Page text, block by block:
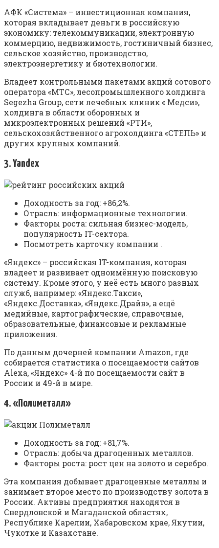
АФК «Система» – инвестиционная компания,
которая вкладывает деньги в российскую
экономику: телекоммуникации, электронную
коммерцию, недвижимость, гостиничный бизнес,
сельское хозяйство, производство,
электроэнергетику и биотехнологии.
Владеет контрольными пакетами акций сотового
оператора «МТС», лесопромышленного холдинга
Segezha Group, сети лечебных клиник « Медси»,
холдинга в области оборонных и
микроэлектронных решений «РТИ»,
сельскохозяйственного агрохолдинга «СТЕПЬ» и
других крупных компаний.
3. Yandex
Доходность за год: +86,2%.
Отрасль: информационные технологии.
Факторы роста: сильная бизнес-модель,
популярность IT-сектора.
Посмотреть карточку компании .
«Яндекс» – российская IT-компания, которая
владеет и развивает одноимённую поисковую
систему. Кроме этого, у неё есть много разных
служб, например: «Яндекс.Такси»,
«Яндекс.Доставка», «Яндекс.Драйв», а ещё
медийные, картографические, справочные,
образовательные, финансовые и рекламные
приложения.
По данным дочерней компании Amazon, где
собирается статистика о посещаемости сайтов
Alexa, «Яндекс» 4-й по посещаемости сайт в
России и 49-й в мире.
4. «Полиметалл»
Доходность за год: +81,7%.
Отрасль: добыча драгоценных металлов.
Факторы роста: рост цен на золото и серебро.
Эта компания добывает драгоценные металлы и
занимает второе место по производству золота в
России. Активы предприятия находятся в
Свердловской и Магаданской областях,
Республике Карелии, Хабаровском крае, Якутии,
Чукотке и Казахстане.